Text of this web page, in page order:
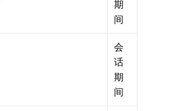
期
间
会
话
期
间